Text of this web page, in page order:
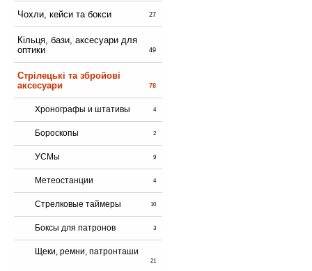
Чохли, кейси та бокси 27
Кільця, бази, аксесуари для
оптики
49
Стрілецькі та збройові
аксесуари
78
Хронографы и штативы 4
Бороскопы 2
УСМы 9
Метеостанции 4
Стрелковые таймеры 10
Боксы для патронов 3
Щеки, ремни, патронташи
21